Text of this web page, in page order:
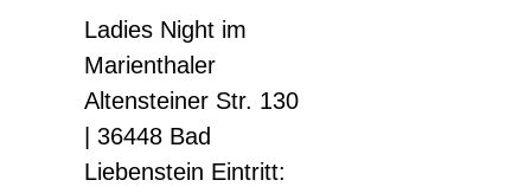
Ladies Night im
Marienthaler
Altensteiner Str. 130
| 36448 Bad
Liebenstein Eintritt: